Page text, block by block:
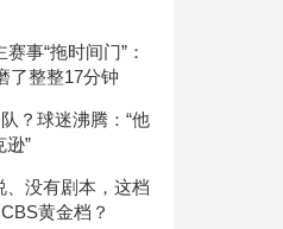
事“拖时间门”：
了整整17分钟
？球迷沸腾：“他
逊”
、没有剧本，这档
黄金档？